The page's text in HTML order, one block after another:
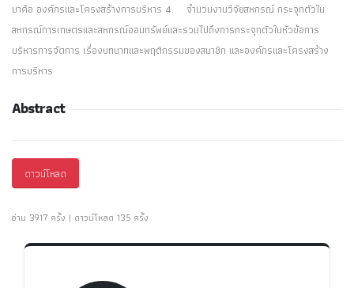
มาคือ องค์กรและโครงสร้างการบริหาร 4. จำนวนงานวิจัยสหกรณ์ กระจุกตัวใน
สหกรณ์การเกษตรและสหกรณ์ออมทรัพย์และรวมไปถึงการกระจุกตัวในหัวข้อการ
บริหารการจัดการ เรื่องบทบาทและพฤติกรรมของสมาชิก และองค์กรและโครงสร้าง
การบริหาร
Abstract
ดาวน์โหลด
อ่าน 3917 ครั้ง | ดาวน์โหลด 135 ครั้ง